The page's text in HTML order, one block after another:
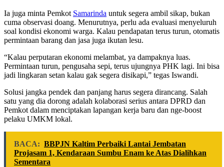
Ia juga minta Pemkot Samarinda untuk segera ambil sikap, bukan
cuma observasi doang. Menurutnya, perlu ada evaluasi menyeluruh
soal kondisi ekonomi warga. Kalau pendapatan terus turun, otomatis
permintaan barang dan jasa juga ikutan lesu.
“Kalau perputaran ekonomi melambat, ya dampaknya luas.
Permintaan turun, pengusaha sepi, terus ujungnya PHK lagi. Ini bisa
jadi lingkaran setan kalau gak segera disikapi,” tegas Iswandi.
Solusi jangka pendek dan panjang harus segera dirancang. Salah
satu yang dia dorong adalah kolaborasi serius antara DPRD dan
Pemkot dalam menciptakan lapangan kerja baru dan nge-boost
pelaku UMKM lokal.
BACA: BBPJN Kaltim Perbaiki Lantai Jembatan
Projasam 1, Kendaraan Sumbu Enam ke Atas Dialihkan
Sementara